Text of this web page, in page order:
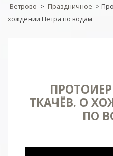
Ветрово > Праздничное >
хождении Петра по водам
ТКАЧЁВ. О
ПО